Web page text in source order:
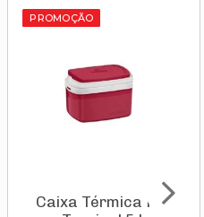
PROMOÇÃO
Caixa Térmica Pvc